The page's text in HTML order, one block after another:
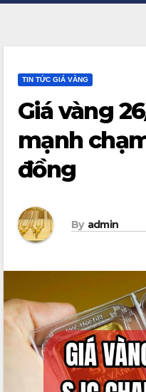
TIN TỨC GIÁ VÀNG
Giá vàng
mạnh
đồng
By admin